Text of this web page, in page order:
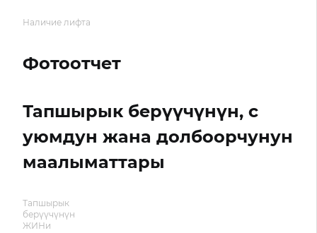
Наличие лифта
Фотоотчет
Тапшырык берүүчүнүн, с
уюмдун жана долбоорчунун
маалыматтары
Тапшырык
берүүчүнүн
ЖИНи